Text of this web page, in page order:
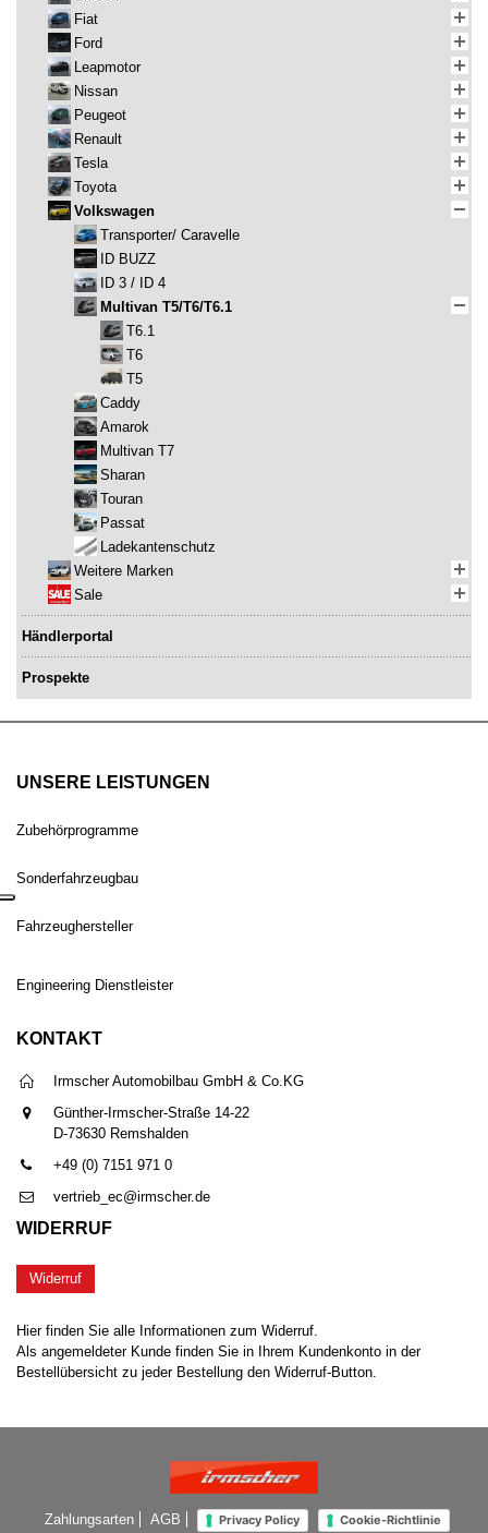
Fiat
Ford
Leapmotor
Nissan
Peugeot
Renault
Tesla
Toyota
Volkswagen
Transporter/ Caravelle
ID BUZZ
ID 3 / ID 4
Multivan T5/T6/T6.1
T6.1
T6
T5
Caddy
Amarok
Multivan T7
Sharan
Touran
Passat
Ladekantenschutz
Weitere Marken
Sale
Händlerportal
Prospekte
UNSERE LEISTUNGEN
Zubehörprogramme
Sonderfahrzeugbau
Fahrzeughersteller
Engineering Dienstleister
KONTAKT
Irmscher Automobilbau GmbH & Co.KG
Günther-Irmscher-Straße 14-22
D-73630 Remshalden
+49 (0) 7151 971 0
vertrieb_ec@irmscher.de
WIDERRUF
Widerruf
Hier finden Sie alle Informationen zum Widerruf.
Als angemeldeter Kunde finden Sie in Ihrem Kundenkonto in der
Bestellübersicht zu jeder Bestellung den Widerruf-Button.
Zahlungsarten AGB Privacy Policy Cookie-Richtlinie